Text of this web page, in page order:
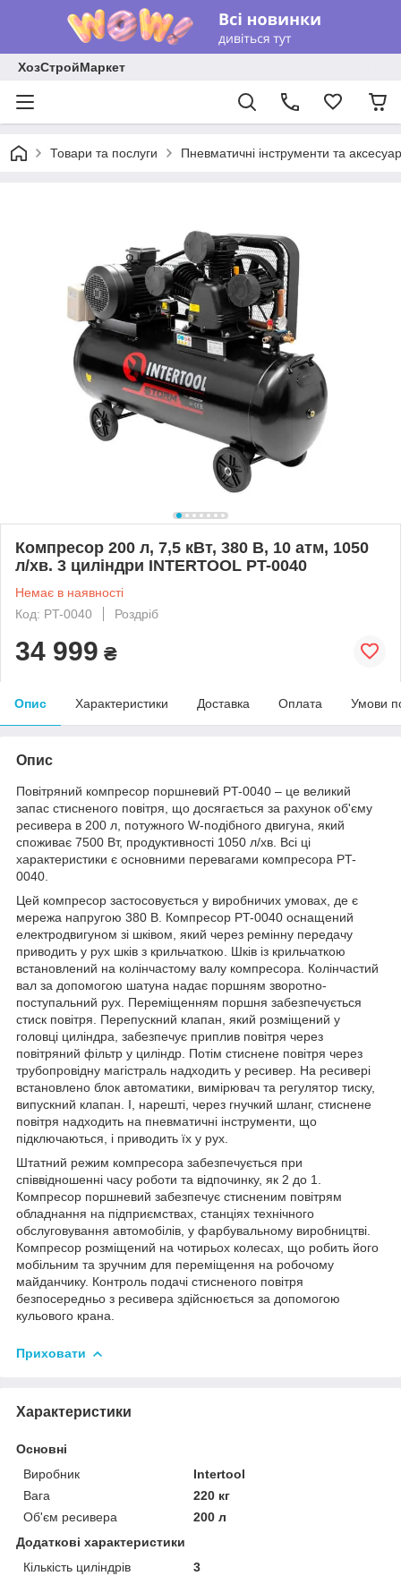
ХозСтройМаркет
Товари та послуги Пневматичні інструменти та
Компресор 200 л, 7,5 кВт, 380 В, 10 атм, 1050
л/хв. 3 циліндри INTERTOOL PT-0040
Немає в наявності
Код: PT-0040
Роздріб
34 999 ₴
Опис Характеристики Доставка Оплата Умови
Опис
Повітряний компресор поршневий PT-0040 – це великий
запас стисненого повітря, що досягається за рахунок об'єму
ресивера в 200 л, потужного W-подібного двигуна, який
споживає 7500 Вт, продуктивності 1050 л/хв. Всі ці
характеристики є основними перевагами компресора PT-
0040.
Цей компресор застосовується у виробничих умовах, де є
мережа напругою 380 В. Компресор PT-0040 оснащений
електродвигуном зі шківом, який через ремінну передачу
приводить у рух шків з крильчаткою. Шків із крильчаткою
встановлений на колінчастому валу компресора. Колінчастий
вал за допомогою шатуна надає поршням зворотно-
поступальний рух. Переміщенням поршня забезпечується
стиск повітря. Перепускний клапан, який розміщений у
головці циліндра, забезпечує приплив повітря через
повітряний фільтр у циліндр. Потім стиснене повітря через
трубопровідну магістраль надходить у ресивер. На ресивері
встановлено блок автоматики, вимірювач та регулятор тиску,
випускний клапан. І, нарешті, через гнучкий шланг, стиснене
повітря надходить на пневматичні інструменти, що
підключаються, і приводить їх у рух.
Штатний режим компресора забезпечується при
співвідношенні часу роботи та відпочинку, як 2 до 1.
Компресор поршневий забезпечує стисненим повітрям
обладнання на підприємствах, станціях технічного
обслуговування автомобілів, у фарбувальному виробництві.
Компресор розміщений на чотирьох колесах, що робить його
мобільним та зручним для переміщення на робочому
майданчику. Контроль подачі стисненого повітря
безпосередньо з ресивера здійснюється за допомогою
кульового крана.
Приховати
Характеристики
Основні
Виробник
Intertool
Вага
220 кг
Об'єм ресивера
200 л
Додаткові характеристики
Кількість циліндрів
3